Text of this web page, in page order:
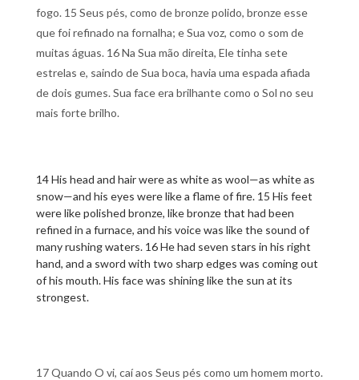
fogo. 15 Seus pés, como de bronze polido, bronze esse
que foi refinado na fornalha; e Sua voz, como o som de
muitas águas. 16 Na Sua mão direita, Ele tinha sete
estrelas e, saindo de Sua boca, havia uma espada afiada
de dois gumes. Sua face era brilhante como o Sol no seu
mais forte brilho.
14 His head and hair were as white as wool—as white as
snow—and his eyes were like a flame of fire. 15 His feet
were like polished bronze, like bronze that had been
refined in a furnace, and his voice was like the sound of
many rushing waters. 16 He had seven stars in his right
hand, and a sword with two sharp edges was coming out
of his mouth. His face was shining like the sun at its
strongest.
17 Quando O vi, caí aos Seus pés como um homem morto.